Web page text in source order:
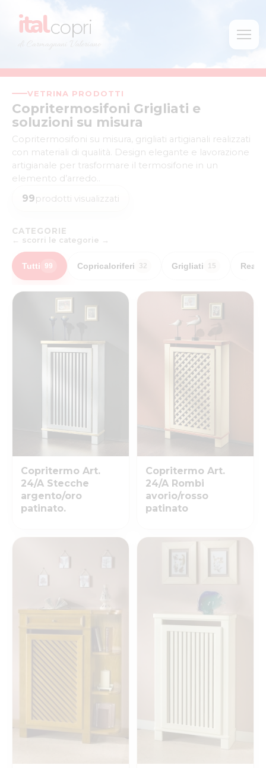
italcopri
di Carmagnani Valeriano
VETRINA PRODOTTI
Copritermosifoni Grigliati e
soluzioni su misura
Copritermosifoni su misura, grigliati artigianali realizzati
con materiali di qualità. Design elegante e lavorazione
artigianale per trasformare il termosifone in un
elemento d’arredo..
99prodotti visualizzati
CATEGORIE
← scorri le categorie →
Tutti 99 Copricaloriferi 32 Grigliati 15
Copritermo Art.
24/A Stecche
argento/oro
patinato.
Copritermo Art.
24/A Rombi
avorio/rosso
patinato